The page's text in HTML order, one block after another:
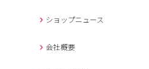
ショップニュース
会社概要